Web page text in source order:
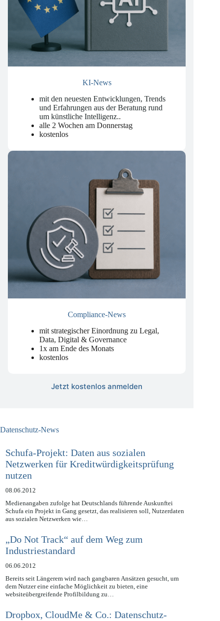
mit den neuesten Entwicklungen, Trends
und Erfahrungen aus der Beratung rund
um künstliche Intelligenz..
alle 2 Wochen am Donnerstag
mit strategischer Einordnung zu Legal,
Data, Digital & Governance
1x am Ende des Monats
Schufa-Projekt: Daten aus sozialen
Netzwerken für Kreditwürdigkeitsprüfung
nutzen
08.06.2012
Medienangaben zufolge hat Deutschlands führende Auskunftei
Schufa ein Projekt in Gang gesetzt, das realisieren soll, Nutzerdaten
„Do Not Track“ auf dem Weg zum
Industriestandard
06.06.2012
Bereits seit Längerem wird nach gangbaren Ansätzen gesucht, um
dem Nutzer eine einfache Möglichkeit zu bieten, eine